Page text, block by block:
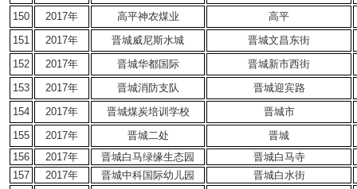
150
2017年 高平神农煤业
高平
151
2017年 晋城威尼斯水城
晋城文昌东街
152
2017年 晋城华都国际
晋城新市西街
153
2017年 晋城消防支队
晋城迎宾路
154
2017年 晋城煤炭培训学校
晋城市
155
2017年 晋城二处
晋城
156
2017年 晋城白马绿缘生态园
晋城白马寺
157
2017年 晋城中科国际幼儿园
晋城白水街